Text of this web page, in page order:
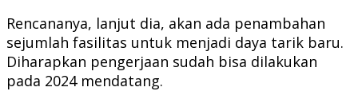
Rencananya, lanjut dia, akan ada penambahan
sejumlah fasilitas untuk menjadi daya tarik baru.
Diharapkan pengerjaan sudah bisa dilakukan
pada 2024 mendatang.